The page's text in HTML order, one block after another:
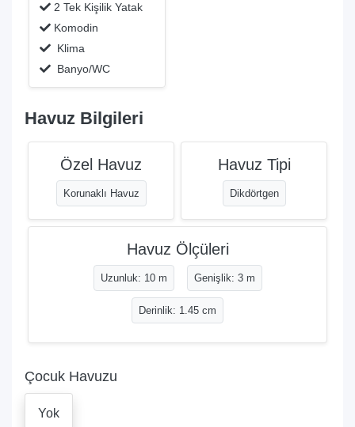
2 Tek Kişilik Yatak
Komodin
Klima
Banyo/WC
Havuz Bilgileri
Özel Havuz
Korunaklı Havuz
Havuz Tipi
Dikdörtgen
Havuz Ölçüleri
Uzunluk: 10 m Genişlik: 3 m
Derinlik: 1.45 cm
Çocuk Havuzu
Yok